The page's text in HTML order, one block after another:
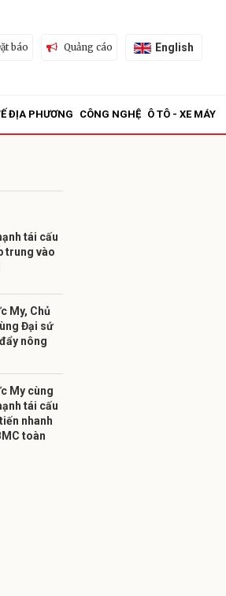
báo Quảng cáo English
ĐỊA PHƯƠNG CÔNG NGHỆ Ô TÔ - XE MÁY
tái cấu
trung vào
My, Chủ
Đại sứ
nông
My cùng
tái cấu
nhanh
toàn